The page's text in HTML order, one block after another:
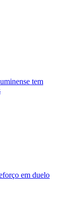
tem
em duelo